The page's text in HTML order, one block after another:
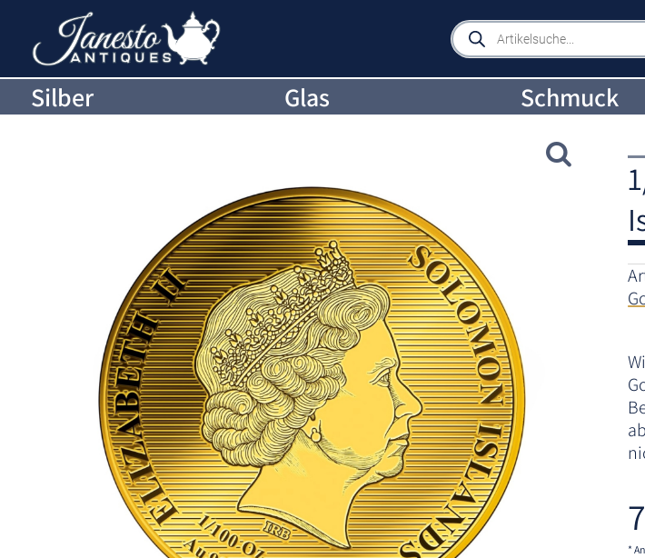
Products
search
Silber Glas Schmuck
*